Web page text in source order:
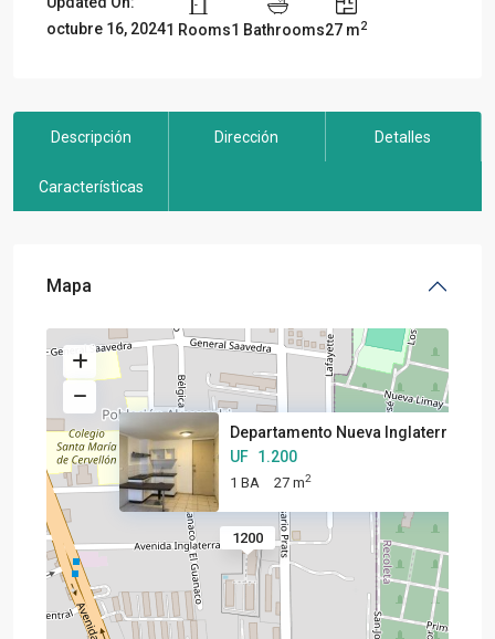
octubre 16, 20241 Rooms1 Bathrooms27 m2
Descripción Dirección Detalles
Características
Mapa
1200
Departamento Nueva Inglaterra,
UF 1.200
1 BA 27 m2